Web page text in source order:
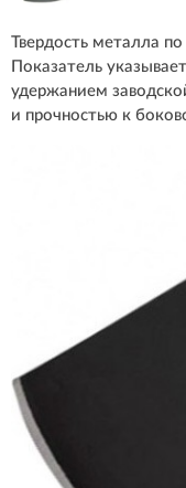
Твердость металла
Показатель
удержанием
и прочностью к